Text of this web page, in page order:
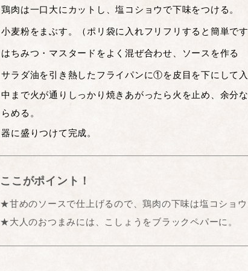
鶏肉は一口大にカットし、塩コショウで下味をつける。
小麦粉をまぶす。（ポリ袋に入れフリフリすると簡単です
はちみつ・マスタードをよく混ぜ合わせ、ソースを作る
サラダ油を引き熱したフライパンに①を皮目を下にして入
中まで火が通りしっかり焼きあがったら火を止め、余分
らめる。
器に盛りつけて完成。
ここがポイント！
★甘めのソースで仕上げるので、鶏肉の下味は塩コショウ
★大人のおつまみには、こしょうをブラックペパーに。